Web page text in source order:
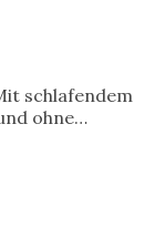
schlafendem
ohne…